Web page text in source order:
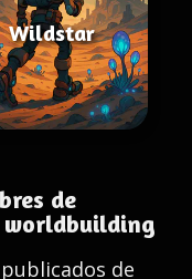
Wildstar
de
de